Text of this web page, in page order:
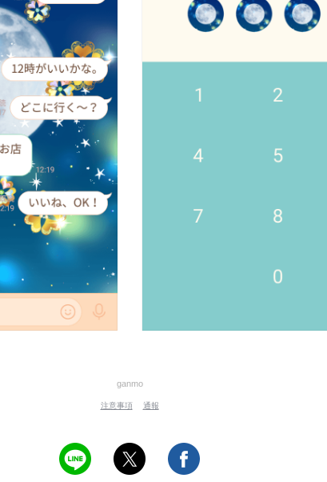
ganmo
注意事項 通報